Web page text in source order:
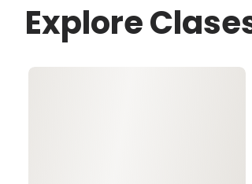
Explore